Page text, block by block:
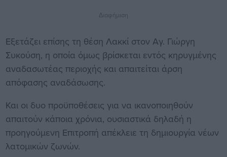
Διαφήμιση
Εξετάζει επίσης τη θέση Λακκί στον Αγ. Γιώργη
Συκούση, η οποία όμως βρίσκεται εντός κηρυγμένης
αναδασωτέας περιοχής και απαιτείται άρση
απόφασης αναδάσωσης.
Και οι δυο προϋποθέσεις για να ικανοποιηθούν
απαιτούν κάποια χρόνια, ουσιαστικά δηλαδή η
προηγούμενη Επιτροπή απέκλειε τη δημιουργία νέων
λατομικών ζωνών.